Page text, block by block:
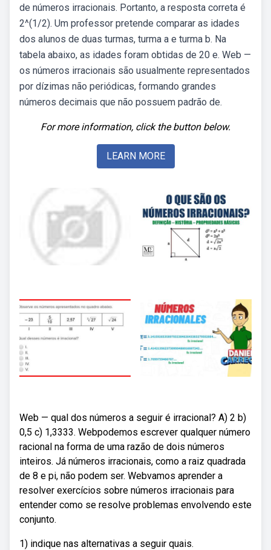
de números irracionais. Portanto, a resposta correta é
2^(1/2). Um professor pretende comparar as idades
dos alunos de duas turmas, turma a e turma b. Na
tabela abaixo, as idades foram obtidas de 20 e. Web —
os números irracionais são usualmente representados
por dízimas não periódicas, formando grandes
números decimais que não possuem padrão de.
For more information, click the button below.
LEARN MORE
Web — qual dos números a seguir é irracional? A) 2 b)
0,5 c) 1,3333. Webpodemos escrever qualquer número
racional na forma de uma razão de dois números
inteiros. Já números irracionais, como a raiz quadrada
de 8 e pi, não podem ser. Webvamos aprender a
resolver exercícios sobre números irracionais para
entender como se resolve problemas envolvendo este
conjunto.
1) indique nas alternativas a seguir quais.